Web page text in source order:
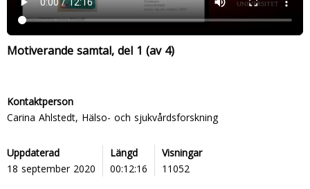
Motiverande samtal, del 1 (av 4)
Kontaktperson
Carina Ahlstedt, Hälso- och sjukvårdsforskning
Uppdaterad
18 september 2020
Längd
00:12:16
Visningar
11052